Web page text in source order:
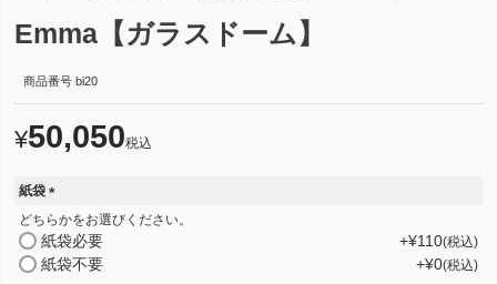
Emma【ガラスドーム】
商品番号 bi20
¥50,050税込
紙袋
(
必
須
)
どちらかをお選びください。
紙袋必要 +¥110 税込
紙袋不要 +¥0 税込